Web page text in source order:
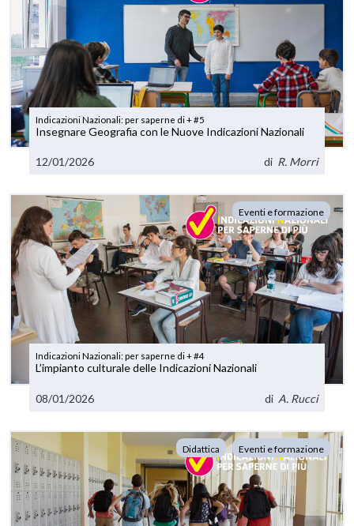
Indicazioni Nazionali: per saperne di + #5
Insegnare Geografia con le Nuove Indicazioni Nazionali
12/01/2026 di R. Morri
Eventi e formazione
Indicazioni Nazionali: per saperne di + #4
L’impianto culturale delle Indicazioni Nazionali
08/01/2026 di A. Rucci
Didattica Eventi e formazione